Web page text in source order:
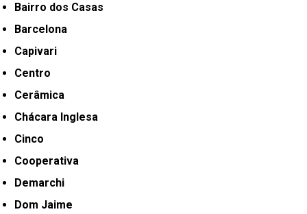
Bairro dos Casas
Barcelona
Capivari
Centro
Cerâmica
Chácara Inglesa
Cinco
Cooperativa
Demarchi
Dom Jaime